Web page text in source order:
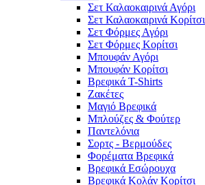
Σετ Καλαοκαιρινά Αγόρι
Σετ Καλαοκαιρινά Κορίτσι
Σετ Φόρμες Αγόρι
Σετ Φόρμες Κορίτσι
Mπουφάν Αγόρι
Mπουφάν Κορίτσι
Βρεφικά T-Shirts
Ζακέτες
Μαγιό Βρεφικά
Mπλούζες & Φούτερ
Παντελόνια
Σορτς - Βερμούδες
Φορέματα Βρεφικά
Βρεφικά Εσώρουχα
Βρεφικά Κολάν Κορίτσι